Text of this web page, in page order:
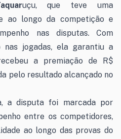
uçu, que teve uma
ao longo da competição e
nas disputas. Com
nas jogadas, ela garantiu a
a premiação de R$
pelo resultado alcançado no
a disputa foi marcada por
entre os competidores,
ao longo das provas do